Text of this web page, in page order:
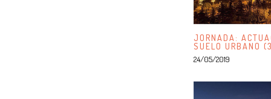
JORNADA:
SUELO URBANO
24/05/2019